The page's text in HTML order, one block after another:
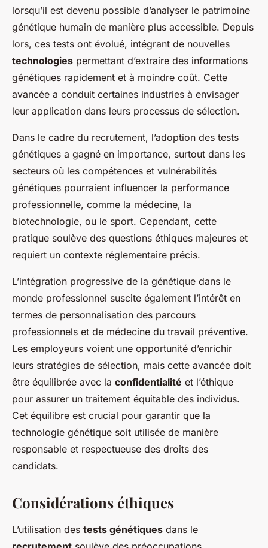
lorsqu’il est devenu possible d’analyser le patrimoine
génétique humain de manière plus accessible. Depuis
lors, ces tests ont évolué, intégrant de nouvelles
technologies permettant d’extraire des informations
génétiques rapidement et à moindre coût. Cette
avancée a conduit certaines industries à envisager
leur application dans leurs processus de sélection.
Dans le cadre du recrutement, l’adoption des tests
génétiques a gagné en importance, surtout dans les
secteurs où les compétences et vulnérabilités
génétiques pourraient influencer la performance
professionnelle, comme la médecine, la
biotechnologie, ou le sport. Cependant, cette
pratique soulève des questions éthiques majeures et
requiert un contexte réglementaire précis.
L’intégration progressive de la génétique dans le
monde professionnel suscite également l’intérêt en
termes de personnalisation des parcours
professionnels et de médecine du travail préventive.
Les employeurs voient une opportunité d’enrichir
leurs stratégies de sélection, mais cette avancée doit
être équilibrée avec la confidentialité et l’éthique
pour assurer un traitement équitable des individus.
Cet équilibre est crucial pour garantir que la
technologie génétique soit utilisée de manière
responsable et respectueuse des droits des
candidats.
Considérations éthiques
L’utilisation des tests génétiques dans le